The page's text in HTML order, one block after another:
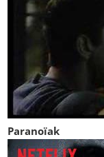
Paranoïak